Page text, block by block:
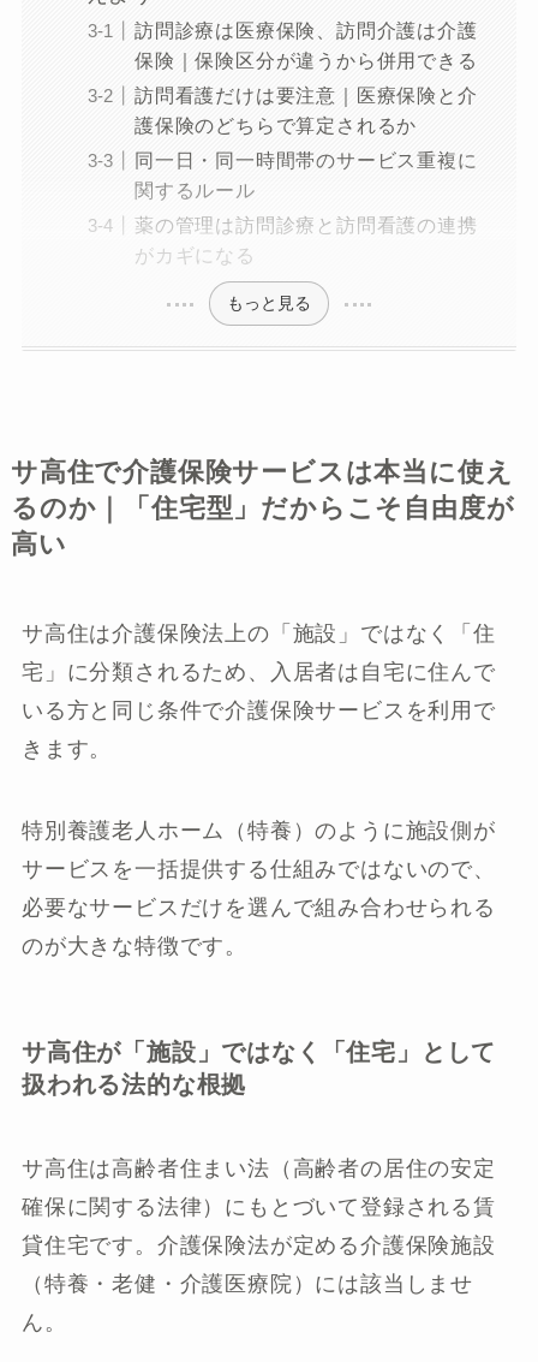
訪問診療は医療保険、訪問介護は介護
保険｜保険区分が違うから併用できる
訪問看護だけは要注意｜医療保険と介
護保険のどちらで算定されるか
同一日・同一時間帯のサービス重複に
関するルール
薬の管理は訪問診療と訪問看護の連携
がカギになる
もっと見る
サ高住で介護保険サービスは本当に使え
るのか｜「住宅型」だからこそ自由度が
高い
サ高住は介護保険法上の「施設」ではなく「住
宅」に分類されるため、入居者は自宅に住んで
いる方と同じ条件で介護保険サービスを利用で
きます。
特別養護老人ホーム（特養）のように施設側が
サービスを一括提供する仕組みではないので、
必要なサービスだけを選んで組み合わせられる
のが大きな特徴です。
サ高住が「施設」ではなく「住宅」として
扱われる法的な根拠
サ高住は高齢者住まい法（高齢者の居住の安定
確保に関する法律）にもとづいて登録される賃
貸住宅です。介護保険法が定める介護保険施設
（特養・老健・介護医療院）には該当しませ
ん。